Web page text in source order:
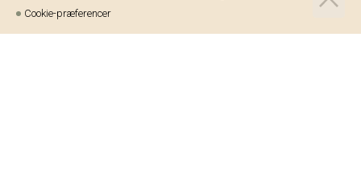
Cookie-præferencer